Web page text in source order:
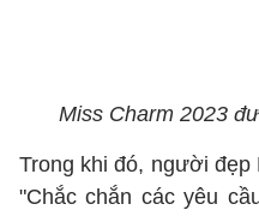
Miss Charm 2023
Trong khi đó, người đẹp
"Chắc chắn các yêu